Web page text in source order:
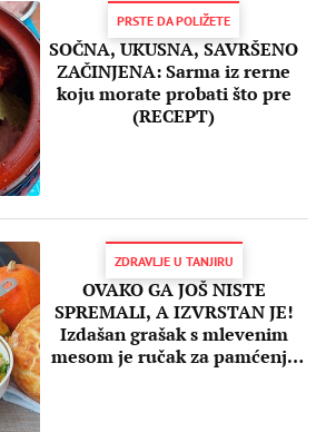
PRSTE DA POLIŽETE
SOČNA, UKUSNA, SAVRŠENO
ZAČINJENA: Sarma iz rerne
koju morate probati što pre
(RECEPT)
ZDRAVLJE U TANJIRU
OVAKO GA JOŠ NISTE
SPREMALI, A IZVRSTAN JE!
Izdašan grašak s mlevenim
mesom je ručak za pamćenje